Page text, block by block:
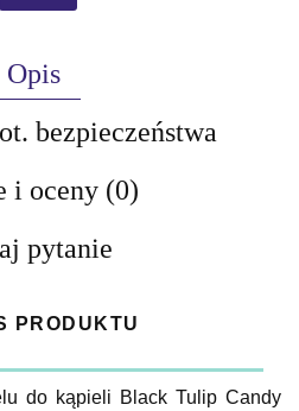
Opis
bezpieczeństwa
i oceny (0)
pytanie
PRODUKTU
do kąpieli Black Tulip Candy